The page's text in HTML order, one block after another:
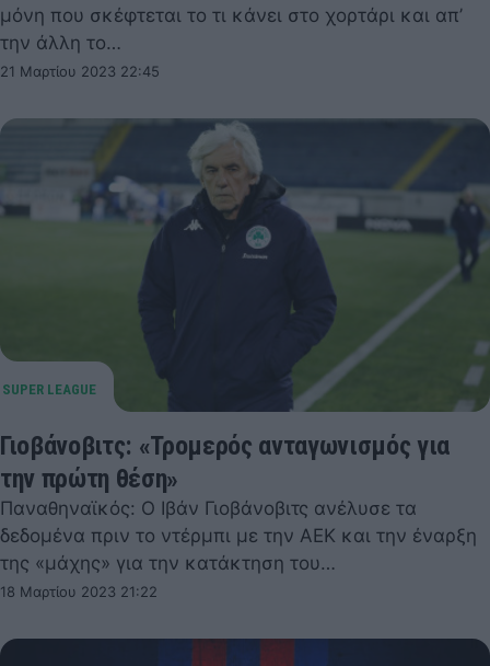
μόνη που σκέφτεται το τι κάνει στο χορτάρι και απ’
την άλλη το…
21 Μαρτίου 2023 22:45
Γιοβάνοβιτς: «Τρομερός ανταγωνισμός για
την πρώτη θέση»
Παναθηναϊκός: Ο Ιβάν Γιοβάνοβιτς ανέλυσε τα
δεδομένα πριν το ντέρμπι με την ΑΕΚ και την έναρξη
της «μάχης» για την κατάκτηση του…
18 Μαρτίου 2023 21:22